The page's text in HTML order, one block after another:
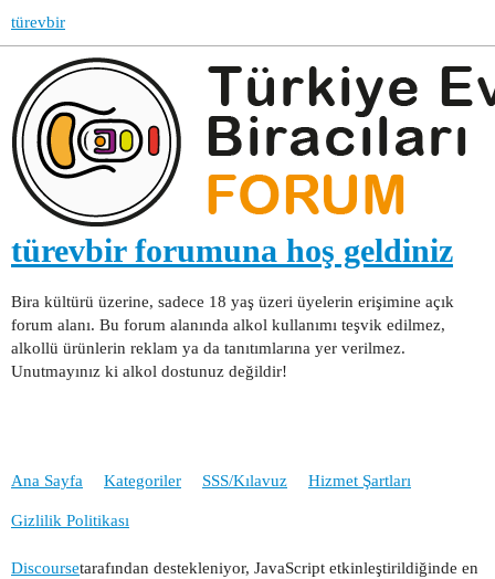
türevbir
türevbir forumuna hoş geldiniz
Bira kültürü üzerine, sadece 18 yaş üzeri üyelerin erişimine açık
forum alanı. Bu forum alanında alkol kullanımı teşvik edilmez,
alkollü ürünlerin reklam ya da tanıtımlarına yer verilmez.
Unutmayınız ki alkol dostunuz değildir!
Ana Sayfa Kategoriler SSS/Kılavuz Hizmet Şartları
Gizlilik Politikası
Discoursetarafından destekleniyor, JavaScript etkinleştirildiğinde en